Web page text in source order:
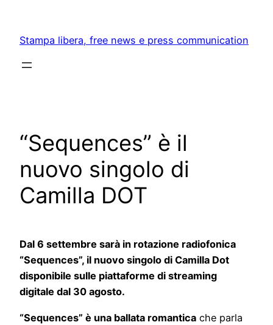
content
Stampa libera, free news e press communication
“Sequences” è il
nuovo singolo di
Camilla DOT
Dal 6 settembre sarà in rotazione radiofonica
“Sequences”, il nuovo singolo di Camilla Dot
disponibile sulle piattaforme di streaming
digitale dal 30 agosto.
“Sequences” è una ballata romantica che parla